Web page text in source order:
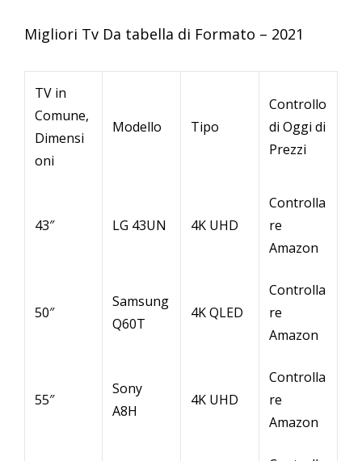
Migliori Tv Da tabella di Formato – 2021
TV in
Comune,
Dimensi
oni
Modello Tipo
Controllo
di Oggi di
Prezzi
43″ LG 43UN 4K UHD
Controlla
re
Amazon
50″
Samsung
Q60T
4K QLED
Controlla
re
Amazon
55″
Sony
A8H
4K UHD
Controlla
re
Amazon